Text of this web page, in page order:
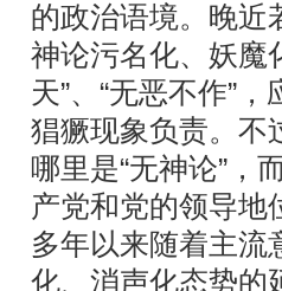
的政治语境。晚近
神论污名化、妖魔
天”、“无恶不作”
猖獗现象负责。不
哪里是“无神论”，
产党和党的领导地
多年以来随着主流
化、消声化态势的